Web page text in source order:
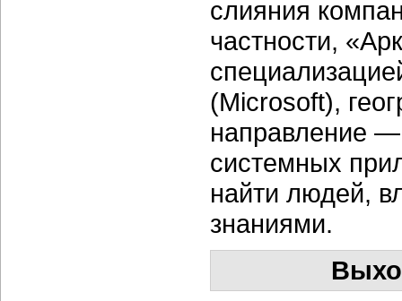
слияния
частности,
(Microsoft),
направление
системных
найти людей,
знаниями.